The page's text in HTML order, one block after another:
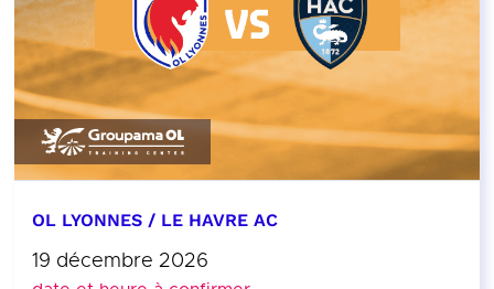
OL LYONNES / LE HAVRE AC
19 décembre 2026